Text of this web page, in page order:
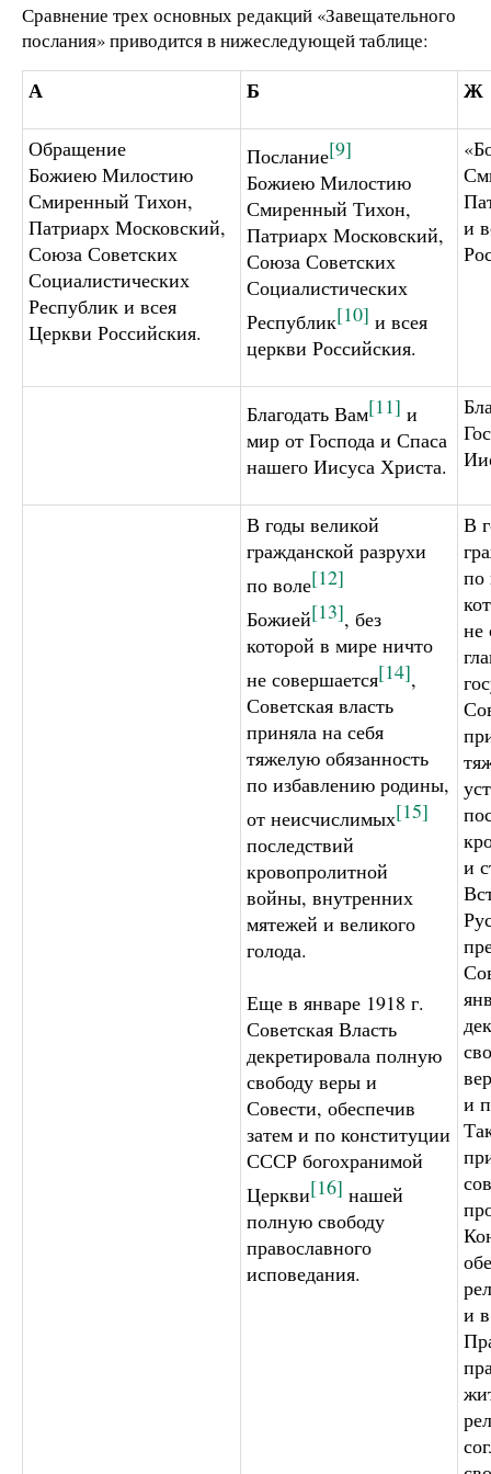
Сравнение трех основных редакций «Завещательного
послания» приводится в нижеследующей таблице:
А Б Ж
Обращение
Божиею Милостию
Смиренный Тихон,
Патриарх Московский,
Союза Советских
Социалистических
Республик и всея
Церкви Российския.
Послание[9]
Божиею Милостию
Смиренный Тихон,
Патриарх Московский,
Союза Советских
Социалистических
Республик[10] и всея
церкви Российския.
и
Благодать Вам[11] и
мир от Господа и Спаса
нашего Иисуса Христа.
В годы великой
гражданской разрухи
по воле[12]
Божией[13], без
которой в мире ничто
не совершается[14],
Советская власть
приняла на себя
тяжелую обязанность
по избавлению родины,
от неисчислимых[15]
последствий
кровопролитной
войны, внутренних
мятежей и великого
голода.
Еще в январе 1918 г.
Советская Власть
декретировала полную
свободу веры и
Совести, обеспечив
затем и по конституции
СССР богохранимой
Церкви[16] нашей
полную свободу
православного
исповедания.
В
по
не
и
и
и